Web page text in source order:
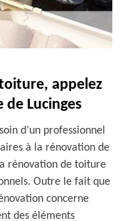
appelez
Lucinges
d’un professionnel
à la rénovation de
rénovation de toiture
Outre le fait que
concerne
des éléments